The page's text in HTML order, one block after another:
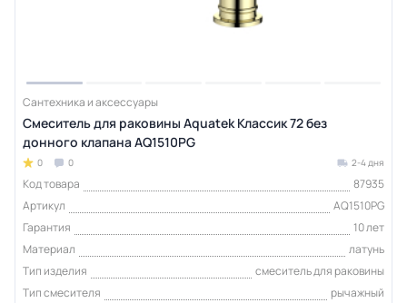
Сантехника и аксессуары
Смеситель для раковины Aquatek Классик 72 без
донного клапана AQ1510PG
0 0 2-4 дня
Код товара
87935
Артикул
AQ1510PG
Гарантия
10 лет
Материал
латунь
Тип изделия
смеситель для раковины
Тип смесителя
рычажный